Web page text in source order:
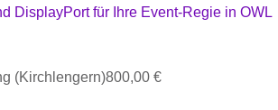
DisplayPort für Ihre Event-Regie in OWL
(Kirchlengern)800,00 €